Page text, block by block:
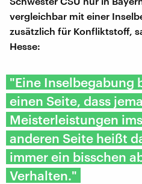
vergleichbar mit einer
zusätzlich für Konfliktstoff,
Hesse:
"Eine Inselbegabung
einen Seite, dass
Meisterleistungen
anderen Seite heißt
immer ein bisschen
Verhalten."